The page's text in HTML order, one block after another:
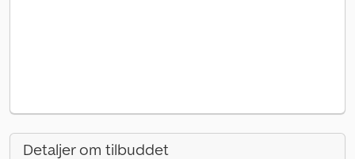
Detaljer om tilbuddet